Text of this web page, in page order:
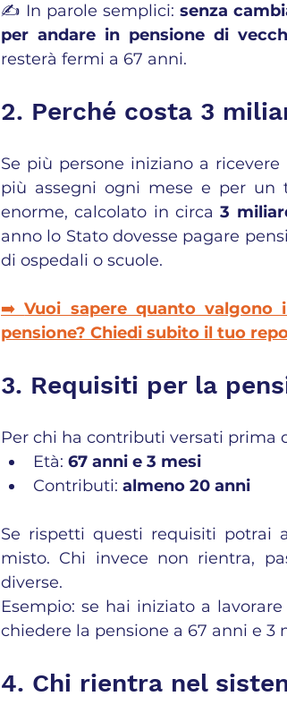
✍️ In parole semplici: senza
per andare in pensione di
resterà fermi a 67 anni.
2. Perché costa 3
Se più persone iniziano a
più assegni ogni mese e per un
enorme, calcolato in circa 3
anno lo Stato dovesse pagare
di ospedali o scuole.
➡️ Vuoi sapere quanto
pensione? Chiedi subito il tuo
3. Requisiti per la
Per chi ha contributi versati prima
Età: 67 anni e 3 mesi
Contributi: almeno 20 anni
Se rispetti questi requisiti potrai
misto. Chi invece non rientra,
diverse.
Esempio: se hai iniziato a
chiedere la pensione a 67 anni e 3
4. Chi rientra nel